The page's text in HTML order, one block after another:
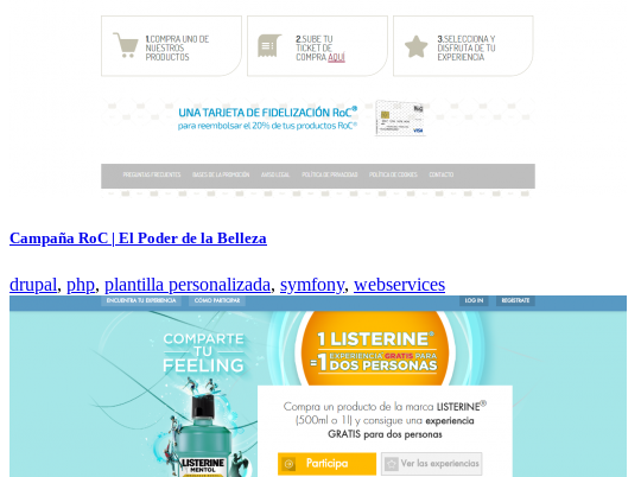
Campaña RoC | El Poder de la Belleza
drupal, php, plantilla personalizada, symfony, webservices